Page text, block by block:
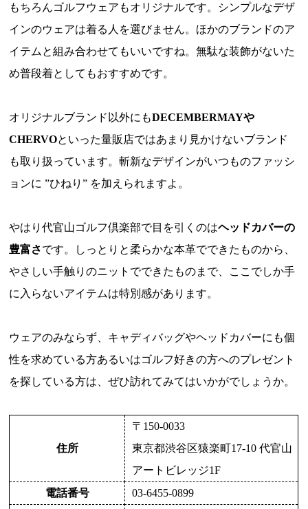
もちろんゴルフウェアもオリジナルです。シンプルなデザ
インのウェアは着る人を選びません。ほかのブランドのア
イテムと組み合わせてもいいですね。無駄な装飾がないた
め普段着としてもおすすめです。
オリジナルブランド以外にもDECEMBERMAYや
CHERVOといった量販店ではあまり見かけないブランド
も取り扱っています。斬新なデザインがいつものファッシ
ョンに ”ひねり” を加えられますよ。
やはり代官山ゴルフ倶楽部で目を引くのはヘッドカバーの
豊富さです。しっとりと柔らかな本革でできたものから、
やさしい手触りのニットでできたものまで、ここでしか手
に入らないアイテムは特別感があります。
ウェアのみならず、キャディバッグやヘッドカバーにも個
性を求めている方あるいはゴルフ好きの方へのプレゼント
を探している方は、ぜひ訪れてみてはいかがでしょうか。
住所
〒150-0033
東京都渋谷区猿楽町17-10代官山
アートビレッジ1F
電話番号
03-6455-0899